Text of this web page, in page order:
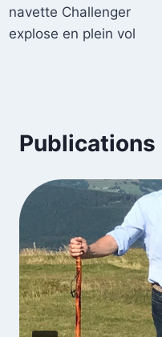
navette Challenger
explose en plein vol